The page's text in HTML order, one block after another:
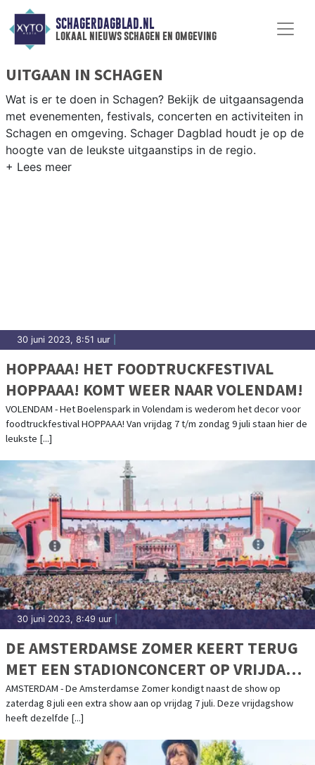
SCHAGERDAGBLAD.NL
lokaal nieuws schagen en omgeving
UITGAAN IN SCHAGEN
Wat is er te doen in Schagen? Bekijk de uitgaansagenda
met evenementen, festivals, concerten en activiteiten in
Schagen en omgeving. Schager Dagblad houdt je op de
hoogte van de leukste uitgaanstips in de regio.
30 juni 2023, 8:51 uur
HOPPAAA! HET FOODTRUCKFESTIVAL
HOPPAAA! KOMT WEER NAAR VOLENDAM!
VOLENDAM - Het Boelenspark in Volendam is wederom het decor voor
foodtruckfestival HOPPAAA! Van vrijdag 7 t/m zondag 9 juli staan hier de
leukste [...]
30 juni 2023, 8:49 uur
DE AMSTERDAMSE ZOMER KEERT TERUG
MET EEN STADIONCONCERT OP VRIJDAG 7
JULI EN ZATERDAG 8 JULI 2023!
AMSTERDAM - De Amsterdamse Zomer kondigt naast de show op
zaterdag 8 juli een extra show aan op vrijdag 7 juli. Deze vrijdagshow
heeft dezelfde [...]